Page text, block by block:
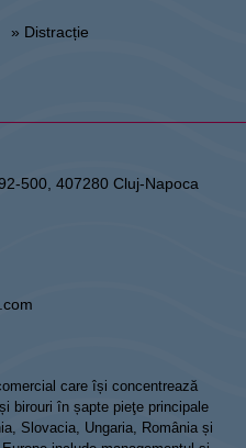
» Distracție
500, 407280 Cluj-Napoca
care își concentrează
birouri în șapte pieţe principale
Slovacia, Ungaria, România și